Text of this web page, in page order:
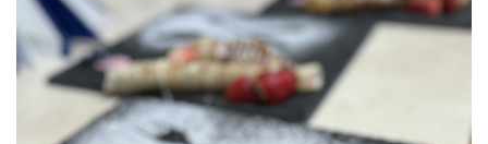
INDIVIDUALIOS PRIEŽIŪROS DARBUOTOJAS III LYGIS
VIZUALINĖS REKLAMOS GAMINTOJAS
VIRĖJAS